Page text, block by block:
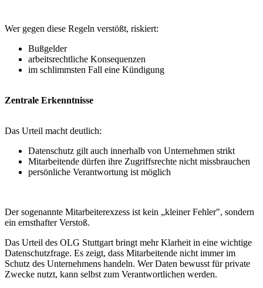
Wer gegen diese Regeln verstößt, riskiert:
Bußgelder
arbeitsrechtliche Konsequenzen
im schlimmsten Fall eine Kündigung
Zentrale Erkenntnisse
Das Urteil macht deutlich:
Datenschutz gilt auch innerhalb von Unternehmen strikt
Mitarbeitende dürfen ihre Zugriffsrechte nicht missbrauchen
persönliche Verantwortung ist möglich
Der sogenannte Mitarbeiterexzess ist kein „kleiner Fehler", sondern
ein ernsthafter Verstoß.
Das Urteil des OLG Stuttgart bringt mehr Klarheit in eine wichtige
Datenschutzfrage. Es zeigt, dass Mitarbeitende nicht immer im
Schutz des Unternehmens handeln. Wer Daten bewusst für private
Zwecke nutzt, kann selbst zum Verantwortlichen werden.